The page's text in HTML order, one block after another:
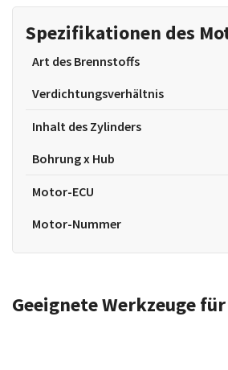
Spezifikationen des
Art des Brennstoffs
Verdichtungsverhältnis
Inhalt des Zylinders
Bohrung x Hub
Motor-ECU
Motor-Nummer
Geeignete Werkzeuge